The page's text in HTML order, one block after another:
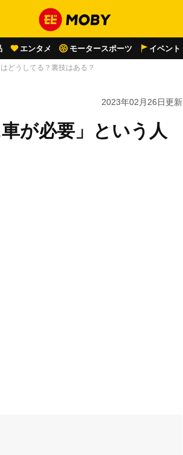
エンタメ モータースポーツ イベント
どうしてる？裏技はある？
2023年02月26日更新
が必要」という人